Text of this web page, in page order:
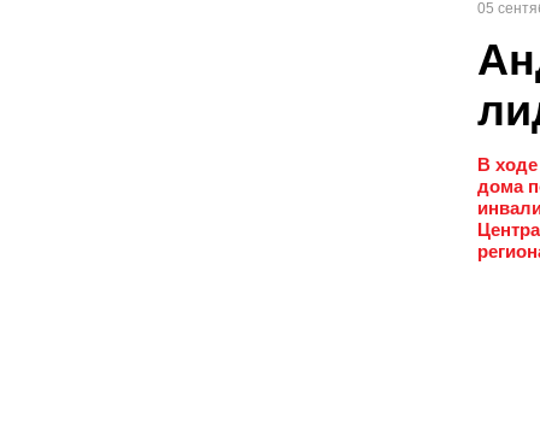
05
В ходе
дома